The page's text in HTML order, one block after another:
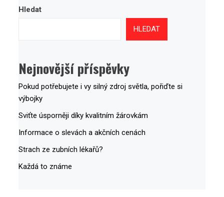
Hledat
HLEDAT
Nejnovější příspěvky
Pokud potřebujete i vy silný zdroj světla, pořiďte si
výbojky
Sviťte úsporněji díky kvalitním žárovkám
Informace o slevách a akčních cenách
Strach ze zubních lékařů?
Každá to známe